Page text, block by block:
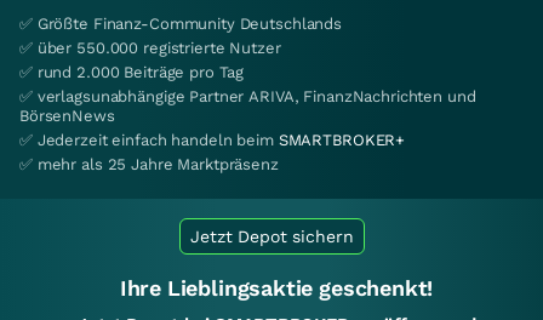
✅ Größte Finanz-Community Deutschlands
✅ über 550.000 registrierte Nutzer
✅ rund 2.000 Beiträge pro Tag
✅ verlagsunabhängige Partner ARIVA, FinanzNachrichten und
BörsenNews
✅ Jederzeit einfach handeln beim SMARTBROKER+
✅ mehr als 25 Jahre Marktpräsenz
Jetzt Depot sichern
Ihre Lieblingsaktie geschenkt!